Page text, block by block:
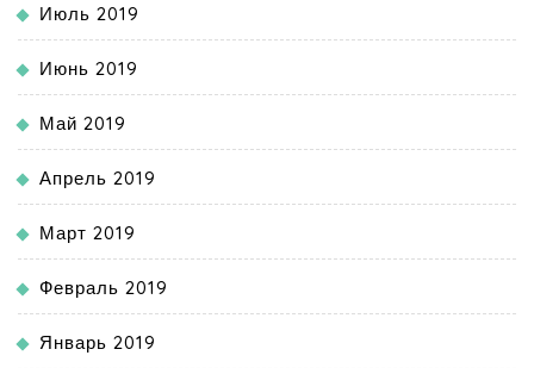
Июль 2019
Июнь 2019
Май 2019
Апрель 2019
Март 2019
Февраль 2019
Январь 2019